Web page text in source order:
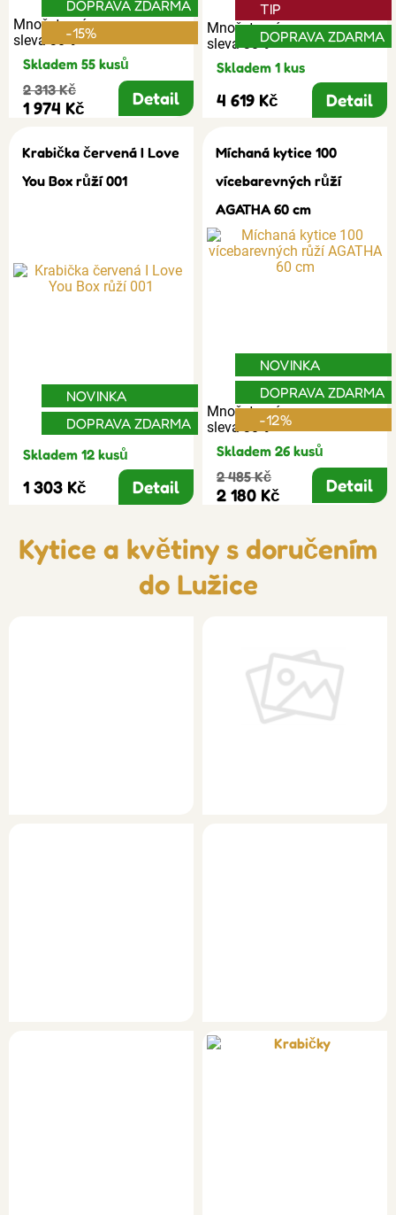
Množstevní
sleva 30%
DOPRAVA ZDARMA
-15%
Skladem 55 kusů
2 313 Kč
1 974 Kč Detail
Množstevní
sleva 30%
TIP
DOPRAVA ZDARMA
Skladem 1 kus
4 619 Kč Detail
Krabička červená I Love
You Box růží 001
NOVINKA
DOPRAVA ZDARMA
Skladem 12 kusů
1 303 Kč Detail
Míchaná kytice 100
vícebarevných růží
AGATHA 60 cm
Množstevní
sleva 30%
NOVINKA
DOPRAVA ZDARMA
-12%
Skladem 26 kusů
2 485 Kč
2 180 Kč Detail
Kytice a květiny s doručením
do Lužice